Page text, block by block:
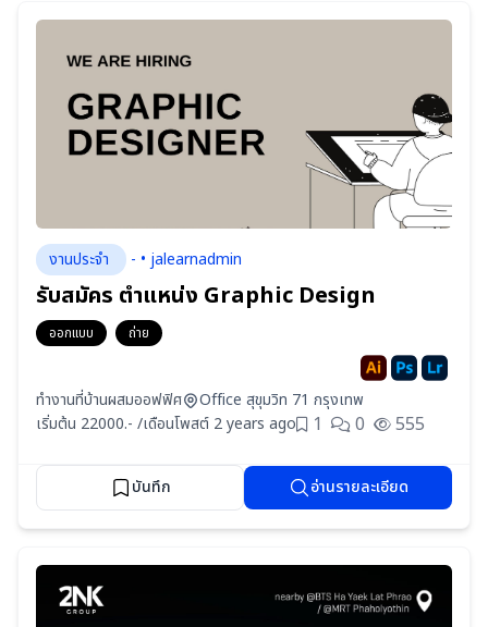
งานประจำ - • jalearnadmin
รับสมัคร ตำแหน่ง Graphic Design
ออกแบบ ถ่าย
ทำงานที่บ้านผสมออฟฟิศ
Office สุขุมวิท 71 กรุงเทพ
เริ่มต้น 22000.- /เดือนโพสต์ 2 years ago 1 0 555
บันทึก อ่านรายละเอียด